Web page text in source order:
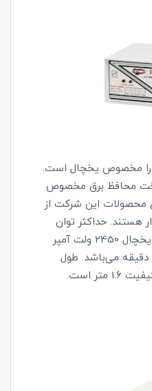
مخصوص یخچال است.
محافظ برق مخصوص
این شرکت از
هستند. حداکثر توان
قابل پشتیبانی این محافظ یخچال 2450 ولت آمپر
است. و زمان تاخیر آن 4-6 دقیقه می‌باشد. طول
است.